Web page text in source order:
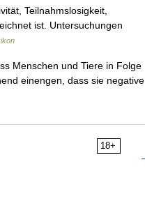
Teilnahmslosigkeit,
ist. Untersuchungen
Menschen und Tiere in Folge
einengen, dass sie negative
18+